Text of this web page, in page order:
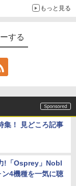
もっと見る
する
集！ 見どころ記事
!「Osprey」Nobl
4機種を一気に聴